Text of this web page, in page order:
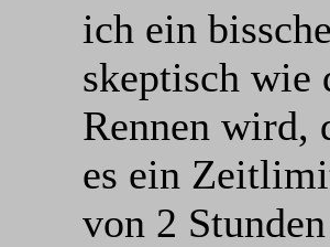
ich ein
skeptisch wie
Rennen wird,
es ein
von 2